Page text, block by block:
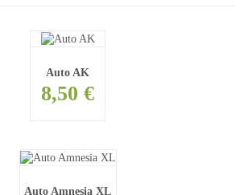
Auto AK
8,50 €
Auto Amnesia XL